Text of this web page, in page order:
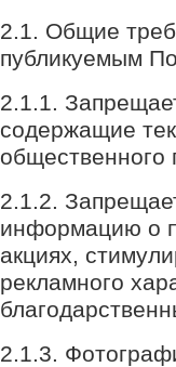
2.1. Общие
публикуемым
2.1.1.
содержащие
общественного
2.1.2.
информацию о
акциях,
рекламного
2.1.3.